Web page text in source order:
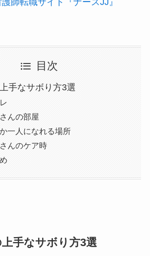
師転職サイト『ナースJJ』
目次
手なサボり方3選
んの部屋
一人になれる場所
んのケア時
手なサボり方3選